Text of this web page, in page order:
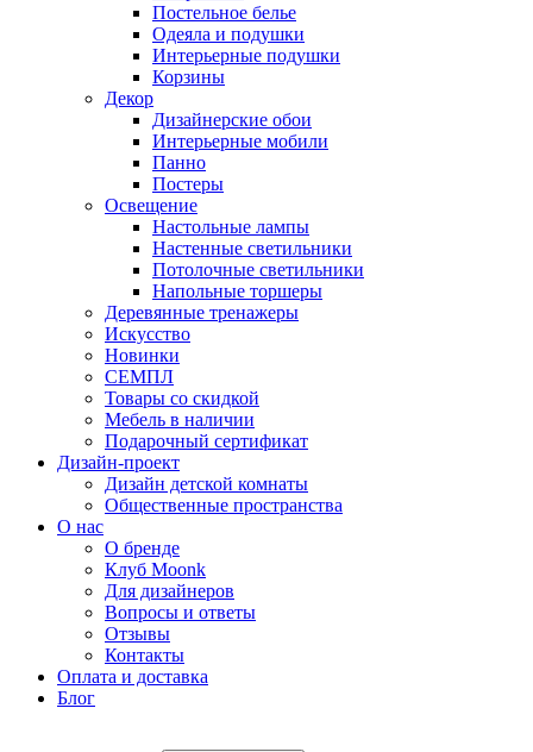
Постельное белье
Одеяла и подушки
Интерьерные подушки
Корзины
Декор
Дизайнерские обои
Интерьерные мобили
Панно
Постеры
Освещение
Настольные лампы
Настенные светильники
Потолочные светильники
Напольные торшеры
Деревянные тренажеры
Искусство
Новинки
СЕМПЛ
Товары со скидкой
Мебель в наличии
Подарочный сертификат
Дизайн-проект
Дизайн детской комнаты
Общественные пространства
О нас
О бренде
Клуб Moonk
Для дизайнеров
Вопросы и ответы
Отзывы
Контакты
Оплата и доставка
Блог